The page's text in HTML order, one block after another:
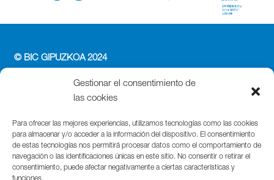
Gestionar el consentimiento de
las cookies
Para ofrecer las mejores experiencias, utilizamos tecnologías como las cookies
para almacenar y/o acceder a la información del dispositivo. El consentimiento
de estas tecnologías nos permitirá procesar datos como el comportamiento de
navegación o las identificaciones únicas en este sitio. No consentir o retirar el
consentimiento, puede afectar negativamente a ciertas características y
© BIC GIPUZKOA 2024
PERFIL DEL CONTRATANTE
ACCESIBILIDAD
POLÍTICA DE COOKIES
AVISO LEGAL
Parque Cientifico Tecnológico de Gipuzkoa